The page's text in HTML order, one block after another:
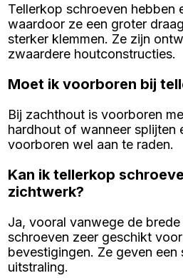
Tellerkop schroeven hebben
waardoor ze een groter
sterker klemmen. Ze zijn
zwaardere houtconstructies.
Moet ik voorboren bij
Bij zachthout is voorboren
hardhout of wanneer splijten
voorboren wel aan te raden.
Kan ik tellerkop
zichtwerk?
Ja, vooral vanwege de
schroeven zeer geschikt
bevestigingen. Ze geven een
uitstraling.